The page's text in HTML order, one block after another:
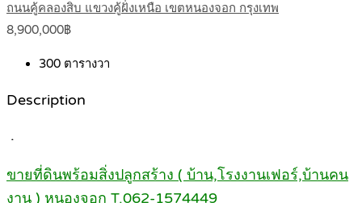
ถนนคู้คลองสิบ แขวงคู้ฝั่งเหนือ เขตหนองจอก กรุงเทพ
8,900,000฿
300 ตารางวา
Description
.
ขายที่ดินพร้อมสิ่งปลูกสร้าง ( บ้าน,โรงงานเฟอร์,บ้านคน
งาน ) หนองจอก T.062-1574449